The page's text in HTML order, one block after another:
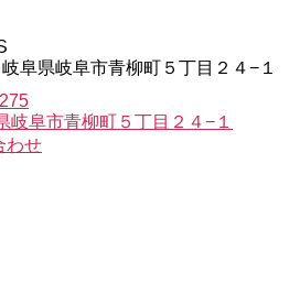
阜県岐阜市青柳町５丁目２４−１
阜市青柳町５丁目２４−１